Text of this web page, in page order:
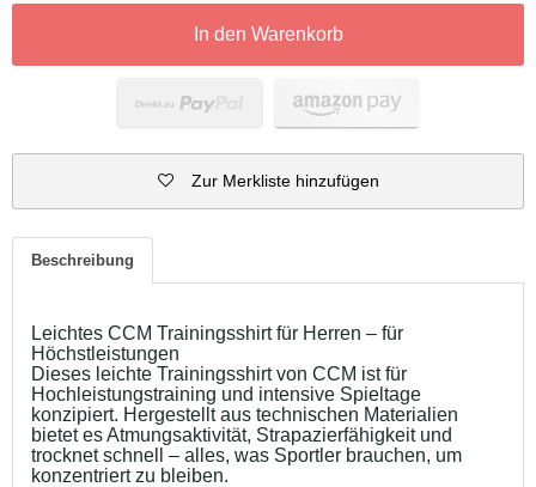
In den Warenkorb
Zur Merkliste hinzufügen
Beschreibung
Leichtes CCM Trainingsshirt für Herren – für
Höchstleistungen
Dieses leichte Trainingsshirt von CCM ist für
Hochleistungstraining und intensive Spieltage
konzipiert. Hergestellt aus technischen Materialien
bietet es Atmungsaktivität, Strapazierfähigkeit und
trocknet schnell – alles, was Sportler brauchen, um
konzentriert zu bleiben.